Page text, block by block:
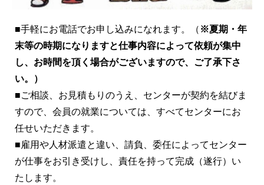
■手軽にお電話でお申し込みになれます。（ ※夏期・年
末等の時期になりますと仕事内容によって依頼が集中
し、お時間を頂く場合がございますので、ご了承下さ
い。）
■ご相談、お見積もりのうえ、センターが契約を結びま
すので、会員の就業については、すべてセンターにお
任せいただきます。
■雇用や人材派遣と違い、請負、委任によってセンター
が仕事をお引き受けし、責任を持って完成（遂行）い
たします。